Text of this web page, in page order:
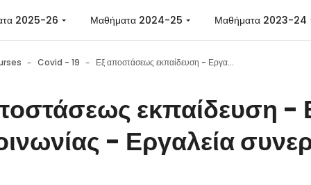
2025-26 Μαθήματα 2024-25 Μαθήματα 2023-24
Covid - 19 Εξ αποστάσεως εκπαίδευση - Εργαλεία επικοινωνίας - Εργαλεία συνεργασίας - Συμβουλές
εκπαίδευση -
- Εργαλεία